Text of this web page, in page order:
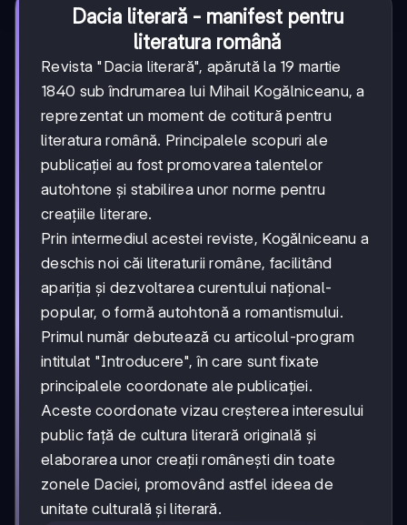
Dacia literară - manifest pentru
literatura română
Revista "Dacia literară", apărută la 19 martie
1840 sub îndrumarea lui Mihail Kogălniceanu, a
reprezentat un moment de cotitură pentru
literatura română. Principalele scopuri ale
publicației au fost promovarea talentelor
autohtone și stabilirea unor norme pentru
creațiile literare.
Prin intermediul acestei reviste, Kogălniceanu a
deschis noi căi literaturii române, facilitând
apariția și dezvoltarea curentului național-
popular, o formă autohtonă a romantismului.
Primul număr debutează cu articolul-program
intitulat "Introducere", în care sunt fixate
principalele coordonate ale publicației.
Aceste coordonate vizau creșterea interesului
public față de cultura literară originală și
elaborarea unor creații românești din toate
zonele Daciei, promovând astfel ideea de
unitate culturală și literară.